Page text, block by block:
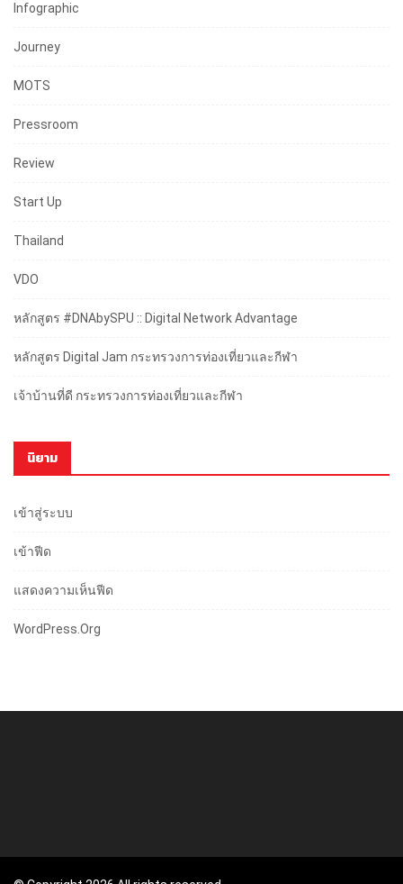
Infographic
Journey
MOTS
Pressroom
Review
Start Up
Thailand
VDO
หลักสูตร #DNAbySPU :: Digital Network Advantage
หลักสูตร Digital Jam กระทรวงการท่องเที่ยวและกีฬา
เจ้าบ้านที่ดี กระทรวงการท่องเที่ยวและกีฬา
นิยาม
เข้าสู่ระบบ
เข้าฟีด
แสดงความเห็นฟีด
WordPress.org